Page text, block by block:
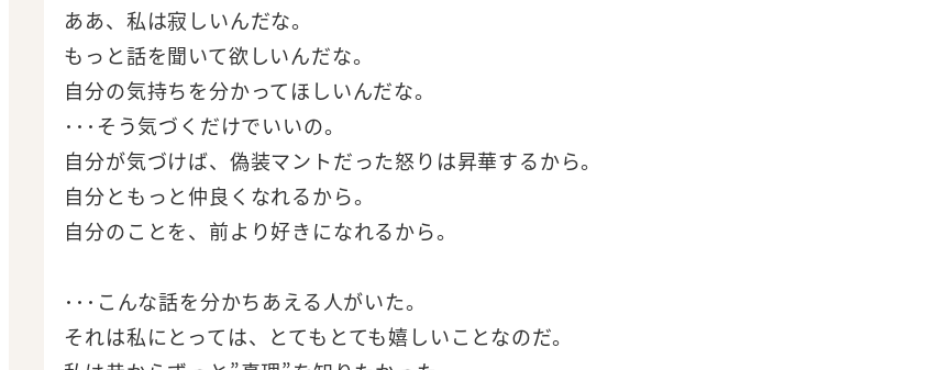
ああ、私は寂しいんだな。
もっと話を聞いて欲しいんだな。
自分の気持ちを分かってほしいんだな。
･･･そう気づくだけでいいの。
自分が気づけば、偽装マントだった怒りは昇華するから。
自分ともっと仲良くなれるから。
自分のことを、前より好きになれるから。
･･･こんな話を分かちあえる人がいた。
それは私にとっては、とてもとても嬉しいことなのだ。